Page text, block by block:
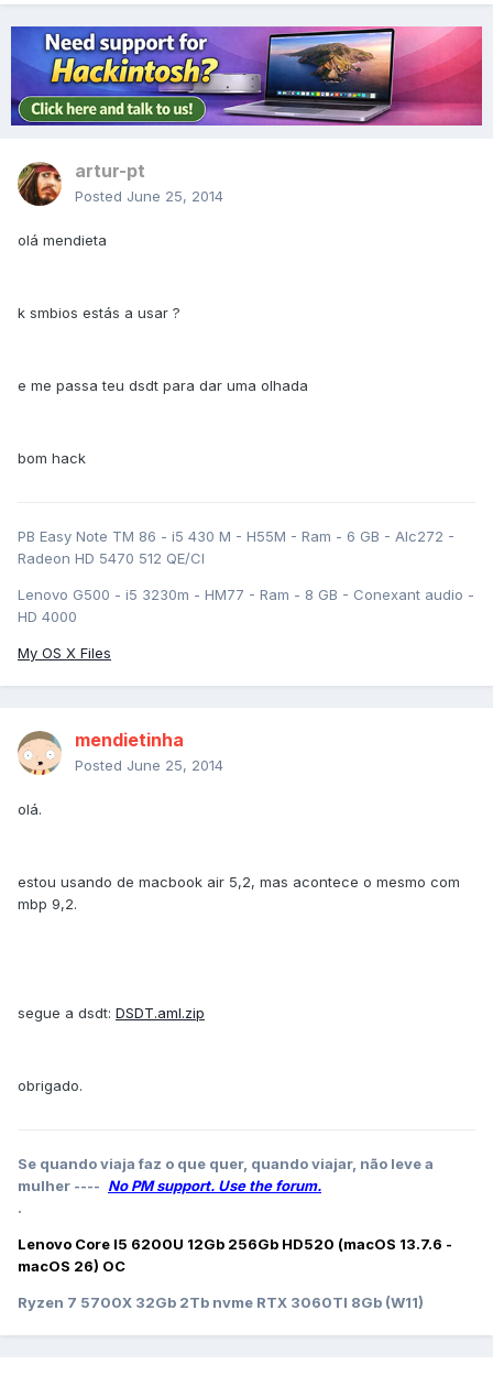
artur-pt
Posted June 25, 2014
olá mendieta
k smbios estás a usar ?
e me passa teu dsdt para dar uma olhada
bom hack
PB Easy Note TM 86 - i5 430 M - H55M - Ram - 6 GB - Alc272 -
Radeon HD 5470 512 QE/CI
Lenovo G500 - i5 3230m - HM77 - Ram - 8 GB - Conexant audio -
HD 4000
My OS X Files
mendietinha
Posted June 25, 2014
olá.
estou usando de macbook air 5,2, mas acontece o mesmo com
mbp 9,2.
segue a dsdt: DSDT.aml.zip
obrigado.
Se quando viaja faz o que quer, quando viajar, não leve a
mulher ---- No PM support. Use the forum.
.
Lenovo Core I5 6200U 12Gb 256Gb HD520 (macOS 13.7.6 -
macOS 26) OC
Ryzen 7 5700X 32Gb 2Tb nvme RTX 3060TI 8Gb (W11)